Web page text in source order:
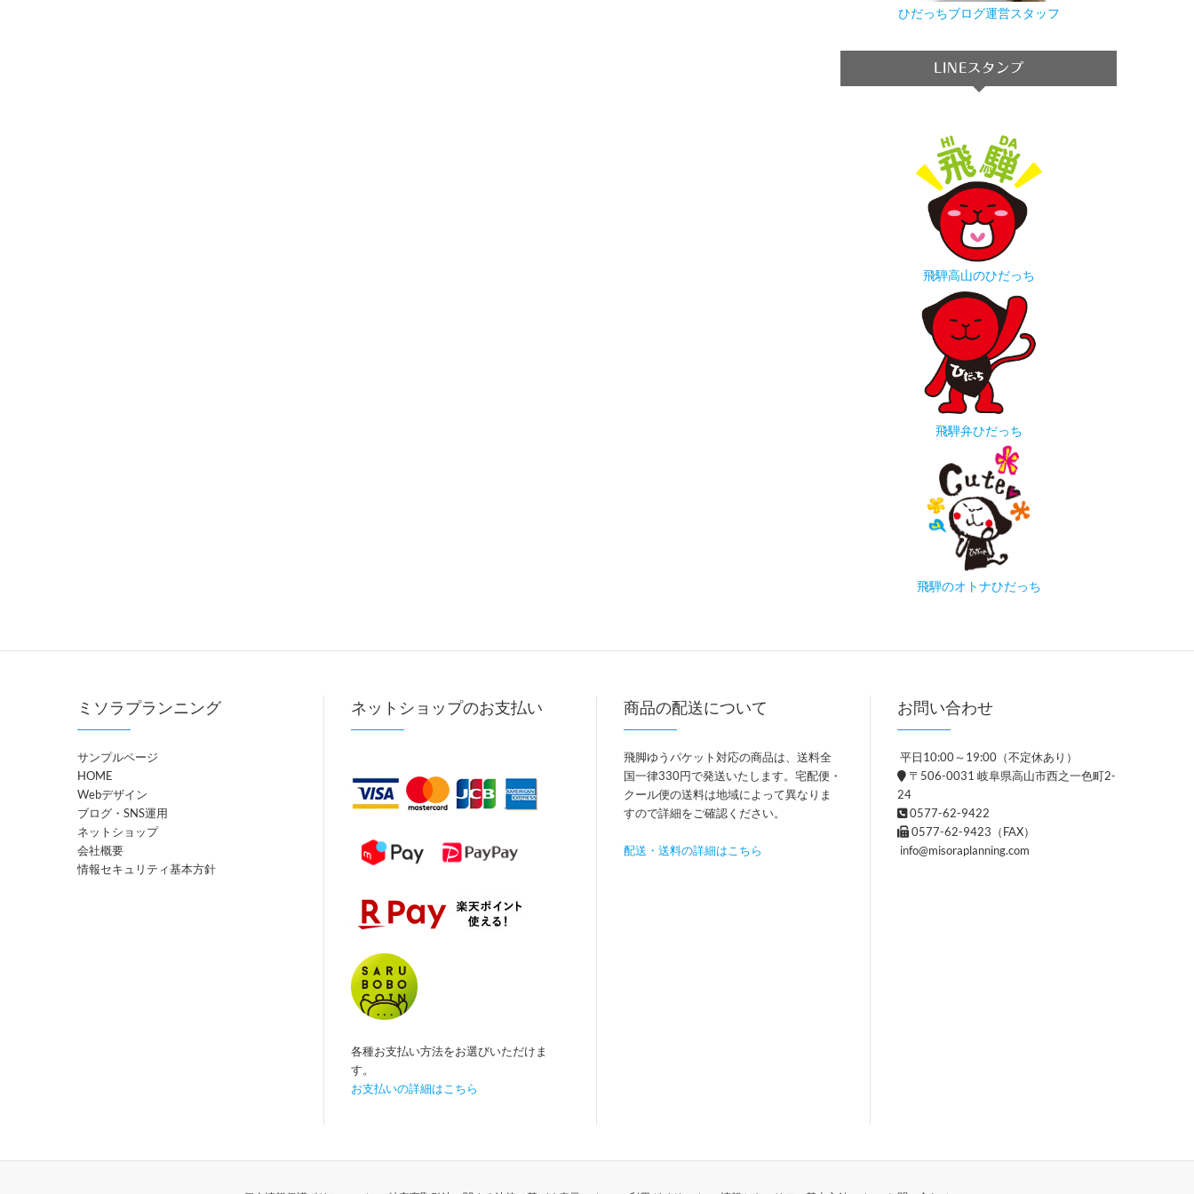
ひだっちブログ運営スタッフ
LINEスタンプ
飛騨高山のひだっち
飛騨弁ひだっち
飛騨のオトナひだっち
ミソラプランニング
サンプルページ
HOME
Webデザイン
ブログ・SNS運用
ネットショップ
会社概要
情報セキュリティ基本方針
ネットショップのお支払い
各種お支払い方法をお選びいただけま
す。
お支払いの詳細はこちら
商品の配送について
飛脚ゆうパケット対応の商品は、送料全
国一律330円で発送いたします。宅配便・
クール便の送料は地域によって異なりま
すので詳細をご確認ください。
配送・送料の詳細はこちら
お問い合わせ
平日10:00～19:00（不定休あり）
〒506-0031 岐阜県高山市西之一色町2-
24
0577-62-9422
0577-62-9423（FAX）
info@misoraplanning.com